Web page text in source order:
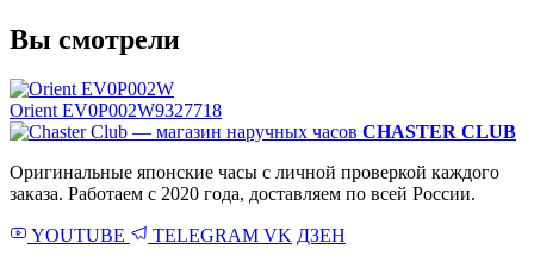
Вы смотрели
Orient EV0P002W9327718
CHASTER CLUB
Оригинальные японские часы с личной проверкой каждого
заказа. Работаем с 2020 года, доставляем по всей России.
YOUTUBE TELEGRAM VK ДЗЕН